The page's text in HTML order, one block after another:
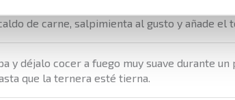
de carne, salpimienta al gusto y añade el
y déjalo cocer a fuego muy suave durante un
que la ternera esté tierna.